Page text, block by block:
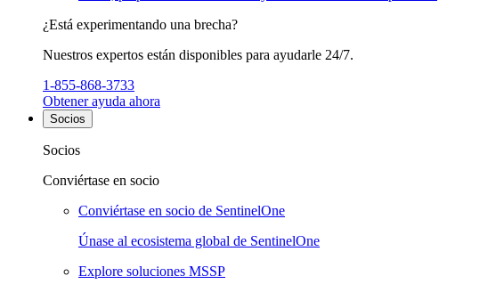
¿Está experimentando una brecha?
Nuestros expertos están disponibles para ayudarle 24/7.
1-855-868-3733
Obtener ayuda ahora
Socios
Socios
Conviértase en socio
Conviértase en socio de SentinelOne
Únase al ecosistema global de SentinelOne
Explore soluciones MSSP